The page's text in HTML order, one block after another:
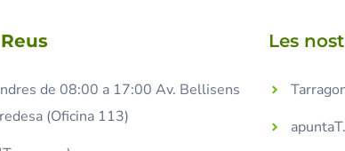
de 08:00 a 17:00 Av. Bellisens
(Oficina 113)
Les